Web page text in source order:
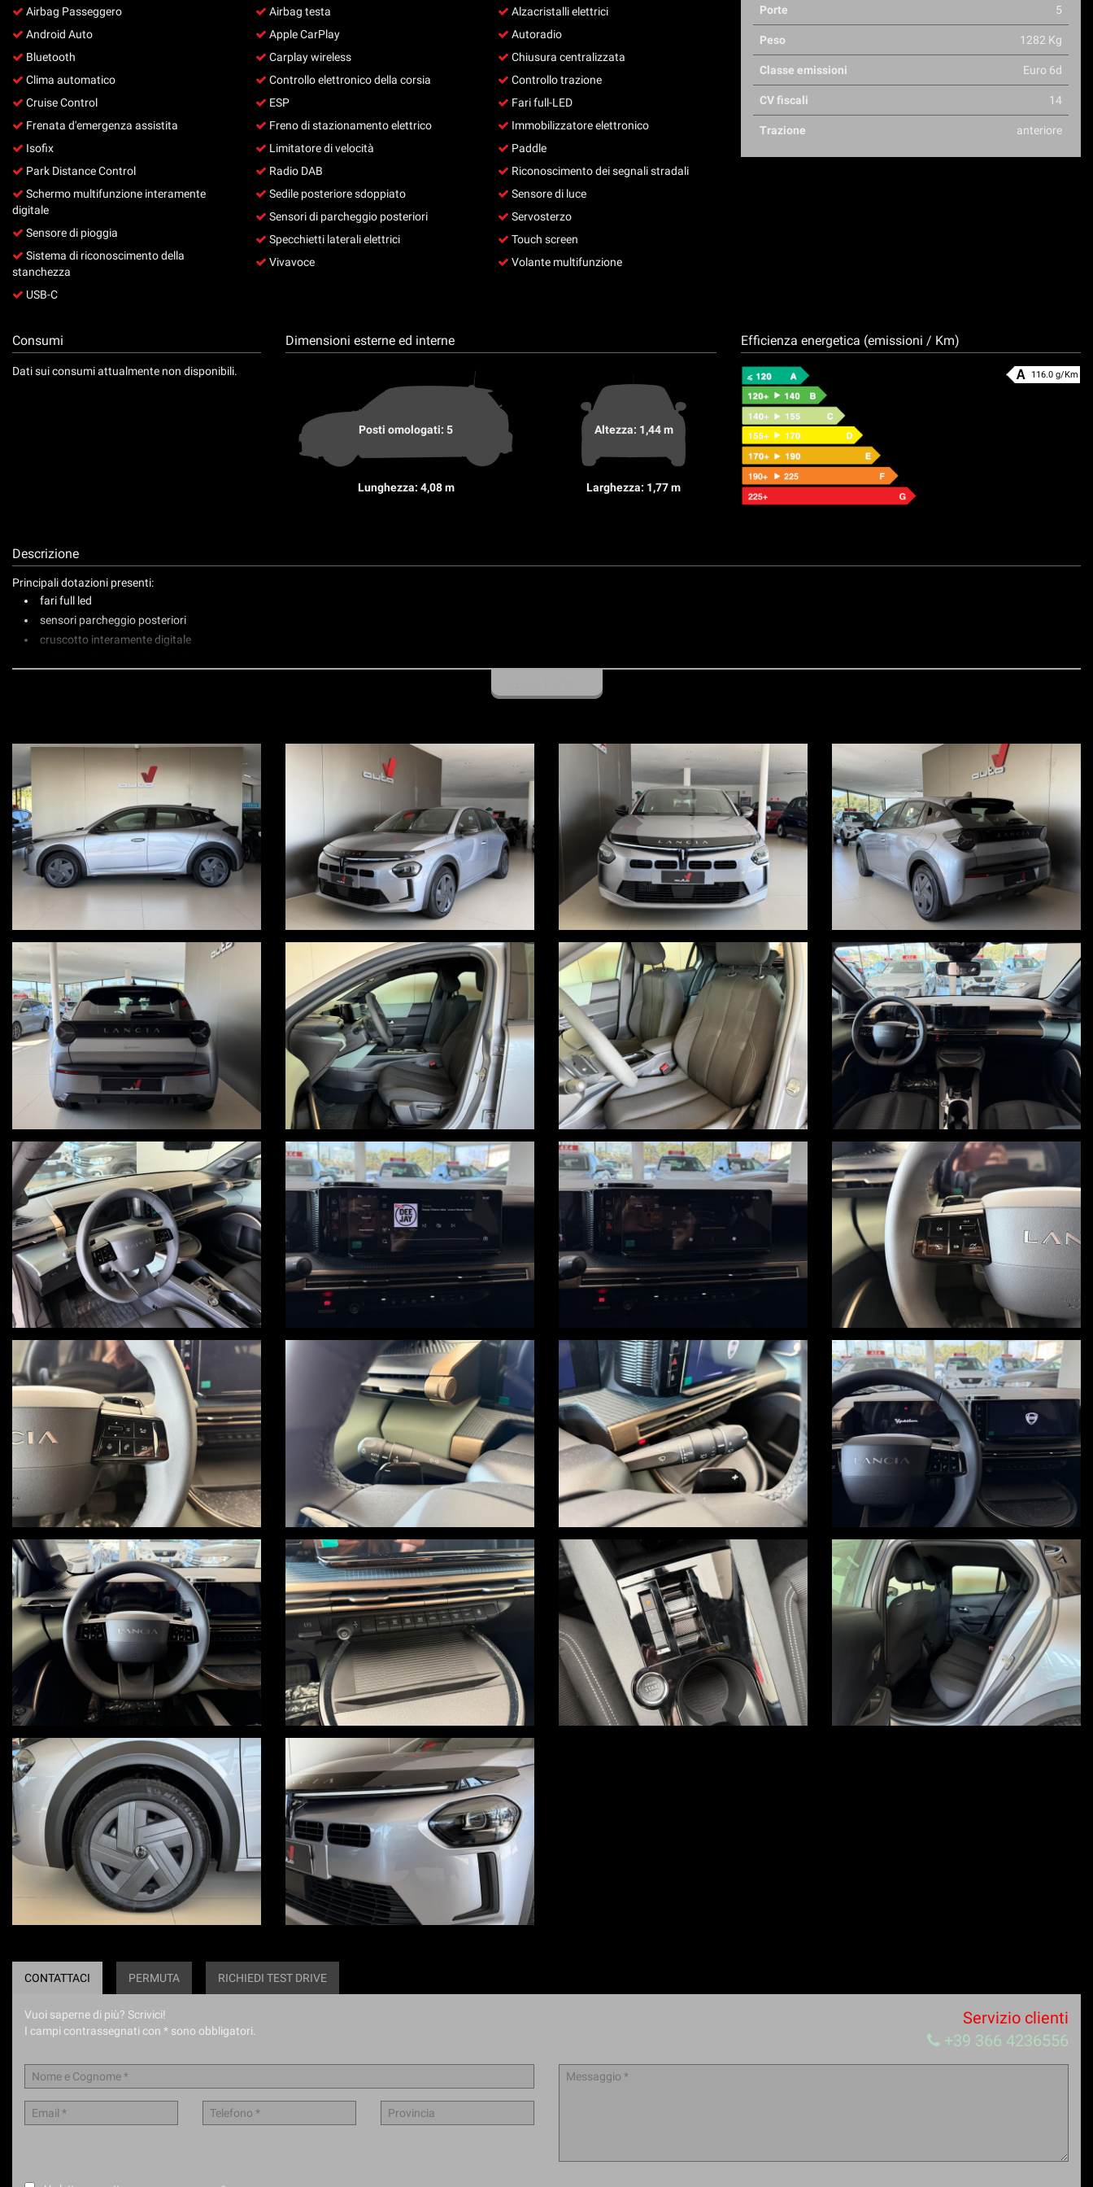
Airbag Passeggero
Android Auto
Bluetooth
Clima automatico
Cruise Control
Frenata d'emergenza assistita
Isofix
Park Distance Control
Schermo multifunzione interamente
digitale
Sensore di pioggia
Sistema di riconoscimento della
stanchezza
USB-C
Airbag testa
Apple CarPlay
Carplay wireless
Controllo elettronico della corsia
ESP
Freno di stazionamento elettrico
Limitatore di velocità
Radio DAB
Sedile posteriore sdoppiato
Sensori di parcheggio posteriori
Specchietti laterali elettrici
Vivavoce
Alzacristalli elettrici
Autoradio
Chiusura centralizzata
Controllo trazione
Fari full-LED
Immobilizzatore elettronico
Paddle
Riconoscimento dei segnali stradali
Sensore di luce
Servosterzo
Touch screen
Volante multifunzione
Porte 5
Peso 1282 Kg
Classe emissioni Euro 6d
CV fiscali 14
Trazione anteriore
Consumi
Dati sui consumi attualmente non disponibili.
Dimensioni esterne ed interne
Posti omologati: 5
Lunghezza: 4,08 m
Altezza: 1,44 m
Larghezza: 1,77 m
Efficienza energetica (emissioni / Km)
116.0 g/Km
Descrizione
Principali dotazioni presenti:
fari full led
sensori parcheggio posteriori
cruscotto interamente digitale
controllo elettronico della corsia
cruise control
frenata d'emergenza assistita
sensori luce e pioggia
keyless start
OFFERTA ABBINATA A PROMO V, VALIDA ESCLUSIVAMENTE CON SOTTOSCRIZIONE DI UN FINANZIAMENTO
Condizioni chiare, certe e trasparenti
Permutiamo o rottamiamo il tuo usato
Consegna a domicilio in tutta Italia, isole comprese, salvo accordo economico
Visita in nostro sito www.autov.it molte foto disponibili
Decliniamo ogni responsabilità per eventuali involontari errori inseriti nell'annuncio, i quali non rappresentano un impegno contrattuale
PER INFO UGO 3664236556 - LUCA 3383597785
CONTATTACI PERMUTA RICHIEDI TEST DRIVE
Vuoi saperne di più? Scrivici!
I campi contrassegnati con * sono obbligatori.
Servizio clienti
+39 366 4236556
questi
strumenti
tracciamento
si
rimanda
cookie
policy.
rivedere
e
modificare
le
scelte
in
qualsiasi
Cookie analitici
Cookie di marketing